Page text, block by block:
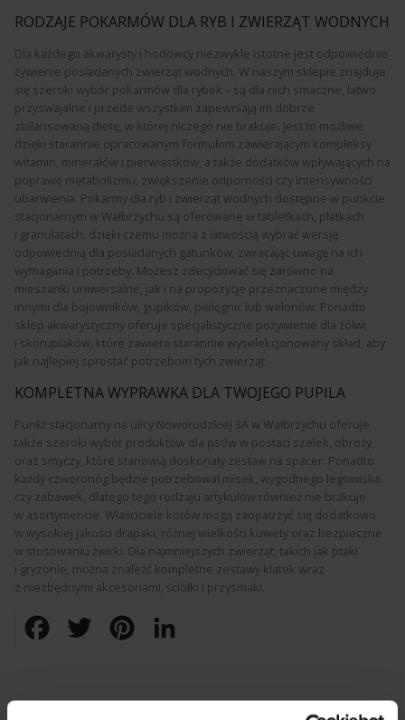
RODZAJE POKARMÓW DLA RYB I ZWIERZĄT WODNYCH
Dla każdego akwarysty i hodowcy niezwykle istotne jest odpowiednie
żywienie posiadanych zwierząt wodnych. W naszym sklepie znajduje
się szeroki wybór pokarmów dla rybek – są dla nich smaczne, łatwo
przyswajalne i przede wszystkim zapewniają im dobrze
zbilansowaną dietę, w której niczego nie brakuje. Jest to możliwe
dzięki starannie opracowanym formułom zawierającym kompleksy
witamin, minerałów i pierwiastków, a także dodatków wpływających na
poprawę metabolizmu, zwiększenie odporności czy intensywności
ubarwienia. Pokarmy dla ryb i zwierząt wodnych dostępne w punkcie
stacjonarnym w Wałbrzychu są oferowane w tabletkach, płatkach
i granulatach, dzięki czemu można z łatwością wybrać wersję
odpowiednią dla posiadanych gatunków, zwracając uwagę na ich
wymagania i potrzeby. Możesz zdecydować się zarówno na
mieszanki uniwersalne, jak i na propozycje przeznaczone między
innymi dla bojowników, gupików, pielęgnic lub welonów. Ponadto
sklep akwarystyczny oferuje specjalistyczne pożywienie dla żółwi
i skorupiaków, które zawiera starannie wyselekcjonowany skład, aby
jak najlepiej sprostać potrzebom tych zwierząt.
KOMPLETNA WYPRAWKA DLA TWOJEGO PUPILA
Punkt stacjonarny na ulicy Noworudzkiej 3A w Wałbrzychu oferuje
także szeroki wybór produktów dla psów w postaci szelek, obroży
oraz smyczy, które stanowią doskonały zestaw na spacer. Ponadto
każdy czworonóg będzie potrzebował misek, wygodnego legowiska
czy zabawek, dlatego tego rodzaju artykułów również nie brakuje
w asortymencie. Właściciele kotów mogą zaopatrzyć się dodatkowo
w wysokiej jakości drapaki, różnej wielkości kuwety oraz bezpieczne
w stosowaniu żwirki. Dla najmniejszych zwierząt, takich jak ptaki
i gryzonie, można znaleźć kompletne zestawy klatek wraz
z niezbędnymi akcesoriami, ściółki i przysmaki.
FacebookTwitter Pinterest